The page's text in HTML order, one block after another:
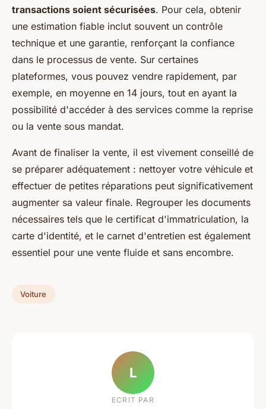
transactions soient sécurisées. Pour cela, obtenir
une estimation fiable inclut souvent un contrôle
technique et une garantie, renforçant la confiance
dans le processus de vente. Sur certaines
plateformes, vous pouvez vendre rapidement, par
exemple, en moyenne en 14 jours, tout en ayant la
possibilité d'accéder à des services comme la reprise
ou la vente sous mandat.
Avant de finaliser la vente, il est vivement conseillé de
se préparer adéquatement : nettoyer votre véhicule et
effectuer de petites réparations peut significativement
augmenter sa valeur finale. Regrouper les documents
nécessaires tels que le certificat d'immatriculation, la
carte d'identité, et le carnet d'entretien est également
essentiel pour une vente fluide et sans encombre.
Voiture
L
ECRIT PAR